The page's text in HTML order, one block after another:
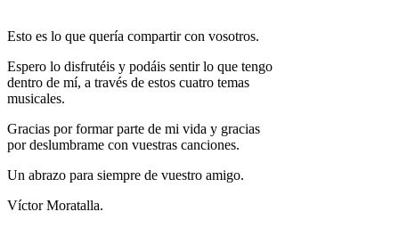
Esto es lo que quería compartir con vosotros.
Espero lo disfrutéis y podáis sentir lo que tengo
dentro de mí, a través de estos cuatro temas
musicales.
Gracias por formar parte de mi vida y gracias
por deslumbrame con vuestras canciones.
Un abrazo para siempre de vuestro amigo.
Víctor Moratalla.